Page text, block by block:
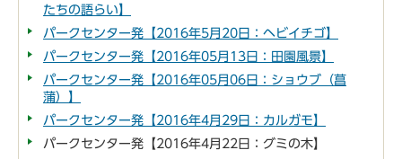
たちの語らい】
パークセンター発【2016年5月20日：ヘビイチゴ】
パークセンター発【2016年05月13日：田園風景】
パークセンター発【2016年05月06日：ショウブ（菖
蒲）】
パークセンター発【2016年4月29日：カルガモ】
パークセンター発【2016年4月22日：グミの木】